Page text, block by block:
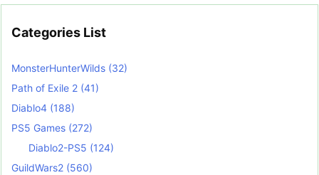
Categories List
MonsterHunterWilds (32)
Path of Exile 2 (41)
Diablo4 (188)
PS5 Games (272)
Diablo2-PS5 (124)
GuildWars2 (560)